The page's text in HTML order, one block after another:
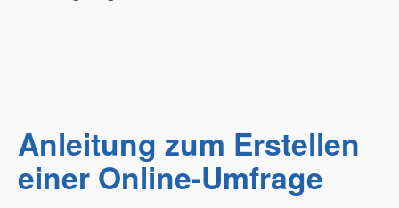
Anleitung zum Erstellen
einer Online-Umfrage